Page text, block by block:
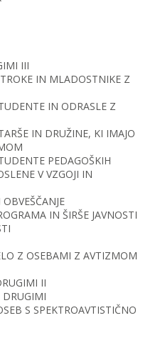
III
IN MLADOSTNIKE Z
IN ODRASLE Z
IN DRUŽINE, KI IMAJO
PEDAGOŠKIH
V VZGOJI IN
IN ŠIRŠE JAVNOSTI
Z OSEBAMI Z AVTIZMOM
II
S SPEKTROAVTISTIČNO